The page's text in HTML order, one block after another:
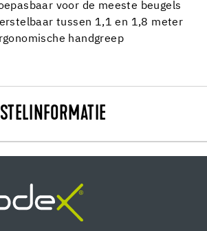
voor de meeste beugels
tussen 1,1 en 1,8 meter
handgreep